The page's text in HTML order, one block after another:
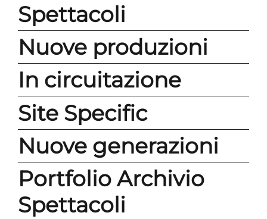
Spettacoli
Nuove produzioni
In circuitazione
Site Specific
Nuove generazioni
Portfolio Archivio
Spettacoli